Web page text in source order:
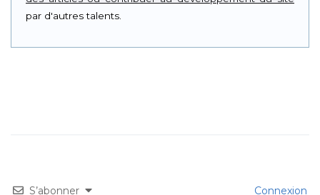
par d'autres talents.
S’abonner Connexion